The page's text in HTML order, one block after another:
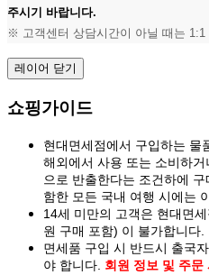
주시기 바랍니다.
※ 고객센터 상담시간이 아닐 때는
레이어 닫기
쇼핑가이드
현대면세점에서 구입하는 물
해외에서 사용 또는 소비하
으로 반출한다는 조건하에
함한 모든 국내 여행 시에는
14세 미만의 고객은 현대면
원 구매 포함) 이 불가합니다.
면세품 구입 시 반드시 출국
야 합니다. 회원 정보 및 주문